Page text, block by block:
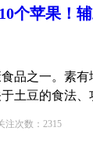
个苹果！
品之一。素
土豆的食法、
数：2315